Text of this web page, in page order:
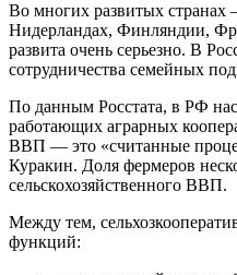
Во многих развитых
Нидерландах, Финляндии,
развита очень серьезно. В
сотрудничества семейных
По данным Росстата, в РФ
работающих аграрных
ВВП — это «считанные
Куракин. Доля фермеров
сельскохозяйственного ВВП.
Между тем,
функций: